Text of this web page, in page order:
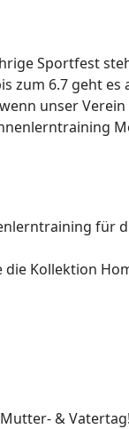
Sportfest
zum 6.7 geht
unser
für
die Kollektion
&